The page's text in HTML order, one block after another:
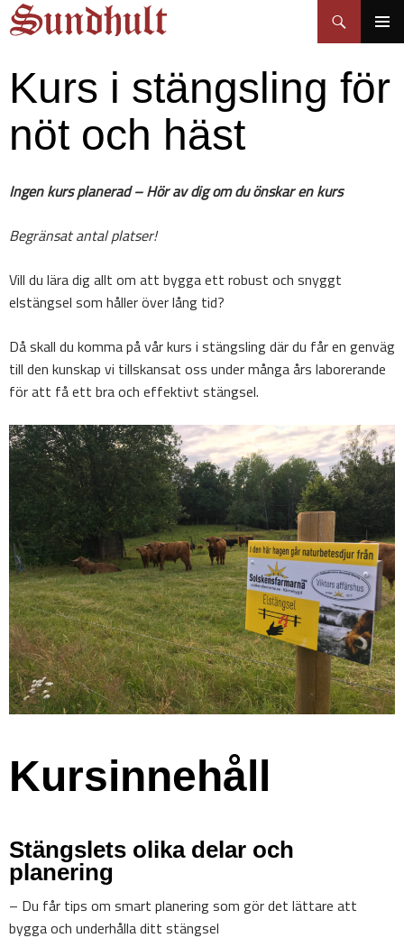
Hoppa
tillSundhult
Sök
Kurs i stängsling för
nöt och häst
Ingen kurs planerad – Hör av dig om du önskar en kurs
Begränsat antal platser!
Vill du lära dig allt om att bygga ett robust och snyggt
elstängsel som håller över lång tid?
Då skall du komma på vår kurs i stängsling där du får en genväg
till den kunskap vi tillskansat oss under många års laborerande
för att få ett bra och effektivt stängsel.
Kursinnehåll
Stängslets olika delar och
planering
– Du får tips om smart planering som gör det lättare att
bygga och underhålla ditt stängsel